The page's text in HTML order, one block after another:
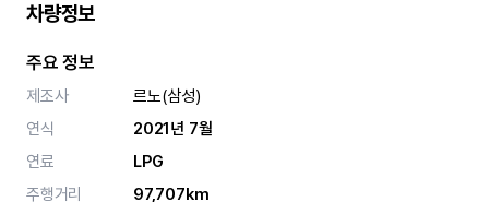
차량정보
주요 정보
제조사
르노(삼성)
연식
2021년 7월
연료
LPG
주행거리
97,707km